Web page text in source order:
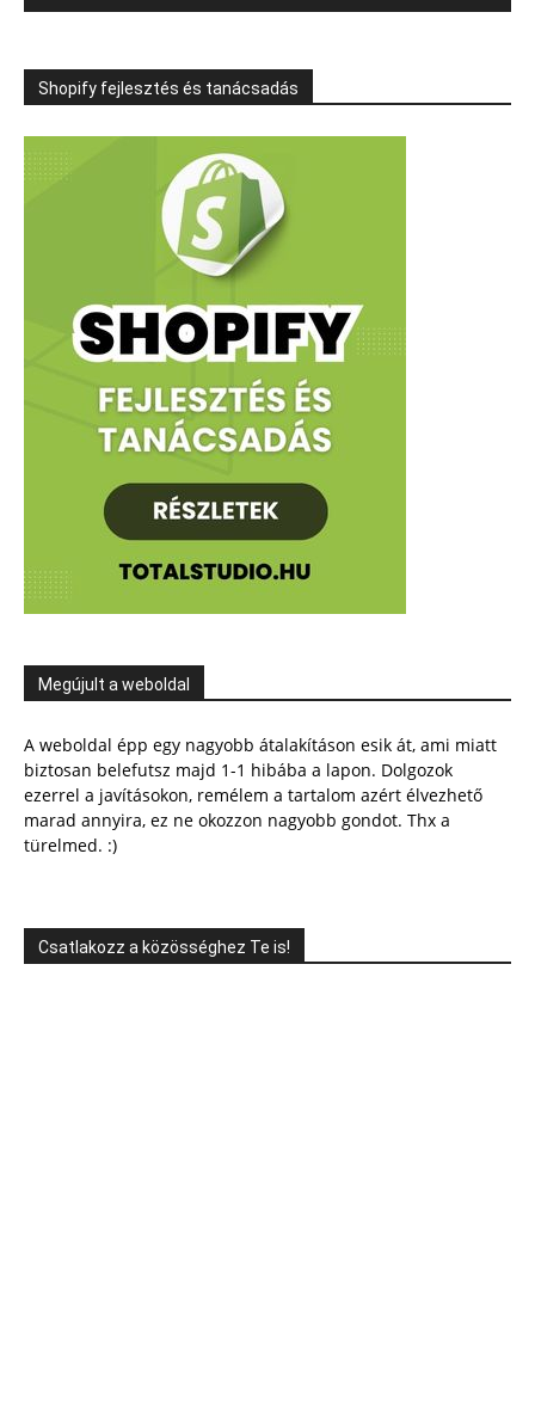
Shopify fejlesztés és tanácsadás
Megújult a weboldal
A weboldal épp egy nagyobb átalakításon esik át, ami miatt
biztosan belefutsz majd 1-1 hibába a lapon. Dolgozok
ezerrel a javításokon, remélem a tartalom azért élvezhető
marad annyira, ez ne okozzon nagyobb gondot. Thx a
türelmed. :)
Csatlakozz a közösséghez Te is!